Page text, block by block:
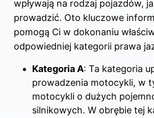
wpływają na rodzaj pojazdów,
prowadzić. Oto kluczowe
pomogą Ci w dokonaniu
odpowiedniej kategorii prawa
Kategoria A: Ta kategoria
prowadzenia motocykli, w
motocykli o dużych
silnikowych. W obrębie tej